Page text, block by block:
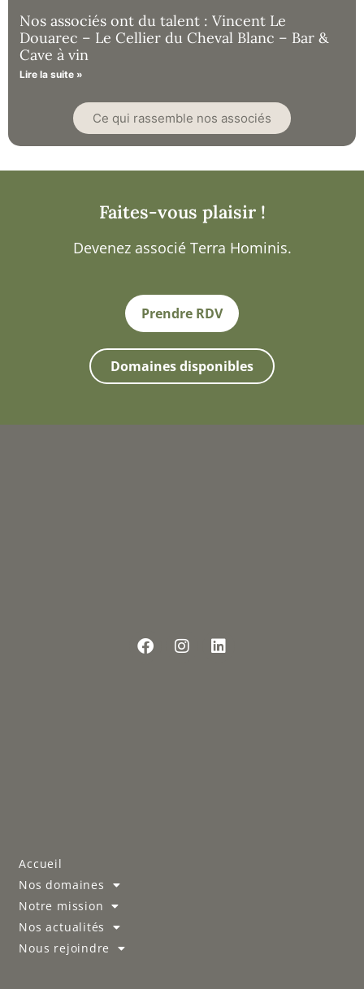
Nos associés ont du talent : Vincent Le
Douarec – Le Cellier du Cheval Blanc – Bar &
Cave à vin
Lire la suite »
Ce qui rassemble nos associés
Faites-vous plaisir !
Devenez associé Terra Hominis.
Prendre RDV
Domaines disponibles
Accueil
Nos domaines
Notre mission
Nos actualités
Nous rejoindre